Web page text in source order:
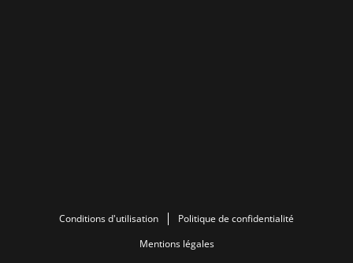
Conditions d'utilisation
Politique de confidentialité
Mentions légales